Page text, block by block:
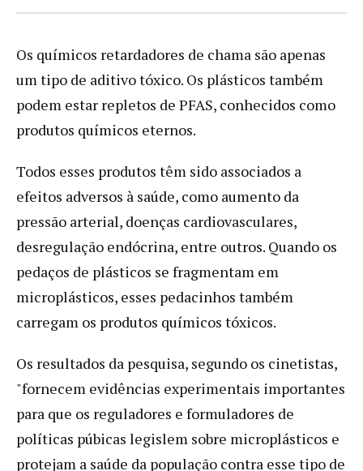
Os químicos retardadores de chama são apenas
um tipo de aditivo tóxico. Os plásticos também
podem estar repletos de PFAS, conhecidos como
produtos químicos eternos.
Todos esses produtos têm sido associados a
efeitos adversos à saúde, como aumento da
pressão arterial, doenças cardiovasculares,
desregulação endócrina, entre outros. Quando os
pedaços de plásticos se fragmentam em
microplásticos, esses pedacinhos também
carregam os produtos químicos tóxicos.
Os resultados da pesquisa, segundo os cinetistas,
"fornecem evidências experimentais importantes
para que os reguladores e formuladores de
políticas púbicas legislem sobre microplásticos e
protejam a saúde da população contra esse tipo de